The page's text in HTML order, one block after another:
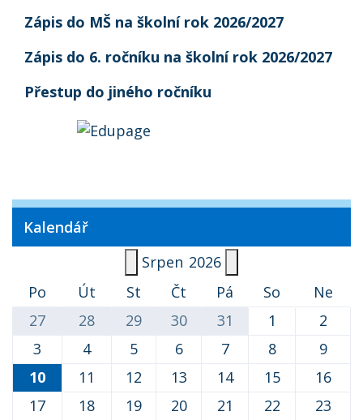
Zápis do MŠ na školní rok 2026/2027
Zápis do 6. ročníku na školní rok 2026/2027
Přestup do jiného ročníku
Kalendář
Srpen 2026
Po
Út St Čt Pá So
Ne
27
28 29 30 31 1
2
3
4 5 6 7 8
9
10
11 12 13 14 15
16
17
18 19 20 21 22
23